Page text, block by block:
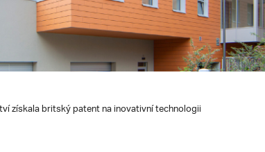
získala britský patent na inovativní technologii